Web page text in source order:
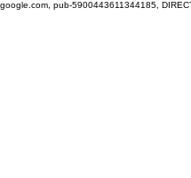
google.com, pub-5900443611344185,